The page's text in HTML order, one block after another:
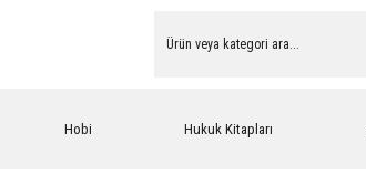
Hobi Hukuk Kitapları